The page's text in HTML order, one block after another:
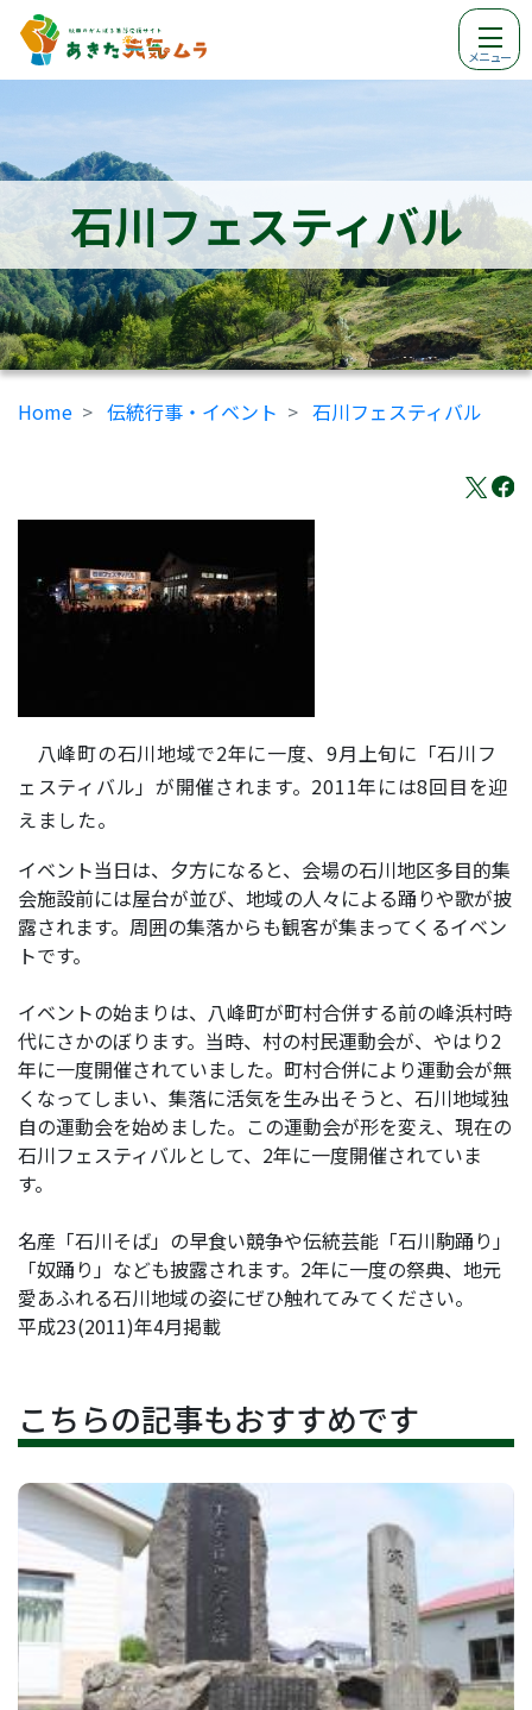
メニュー
石川フェスティバル
Home 伝統行事・イベント 石川フェスティバル
八峰町の石川地域で2年に一度、9月上旬に「石川フ
ェスティバル」が開催されます。2011年には8回目を迎
えました。
イベント当日は、夕方になると、会場の石川地区多目的集
会施設前には屋台が並び、地域の人々による踊りや歌が披
露されます。周囲の集落からも観客が集まってくるイベン
トです。
イベントの始まりは、八峰町が町村合併する前の峰浜村時
代にさかのぼります。当時、村の村民運動会が、やはり2
年に一度開催されていました。町村合併により運動会が無
くなってしまい、集落に活気を生み出そうと、石川地域独
自の運動会を始めました。この運動会が形を変え、現在の
石川フェスティバルとして、2年に一度開催されていま
す。
名産「石川そば」の早食い競争や伝統芸能「石川駒踊り」
「奴踊り」なども披露されます。2年に一度の祭典、地元
愛あふれる石川地域の姿にぜひ触れてみてください。
平成23(2011)年4月掲載
こちらの記事もおすすめです